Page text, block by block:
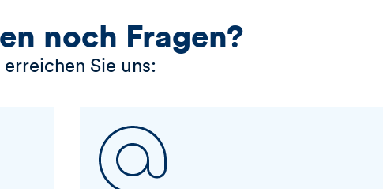
noch Fragen?
erreichen Sie uns: